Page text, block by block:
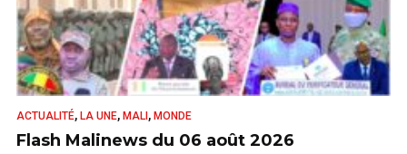
ACTUALITÉ, LA UNE, MALI , MONDE
Flash Malinews du 06 août 2026